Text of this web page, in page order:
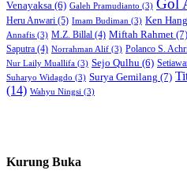
Venayaksa (6) Galeh Pramudianto (3) Gol
Heru Anwari (5) Imam Budiman (3) Ken
Annafis (3) M.Z. Billal (4) Miftah Rahmet (7)
Saputra (4) Norrahman Alif (3) Polanco S.
Nur Laily Muallifa (3) Sejo Qulhu (6)
Suharyo Widagdo (3) Surya Gemilang (7)
(14) Wahyu Ningsi (3)
Kurung Buka